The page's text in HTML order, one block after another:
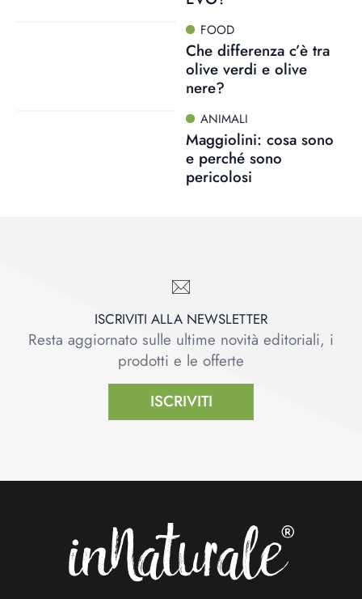
FOOD
Che differenza c’è tra
olive verdi e olive
nere?
ANIMALI
Maggiolini: cosa sono
e perché sono
pericolosi
ISCRIVITI ALLA NEWSLETTER
Resta aggiornato sulle ultime novità editoriali, i
prodotti e le offerte
ISCRIVITI